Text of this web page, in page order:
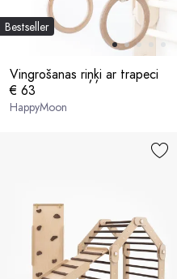
Bestseller
Vingrošanas riņķi ar trapeci
€ 63
HappyMoon